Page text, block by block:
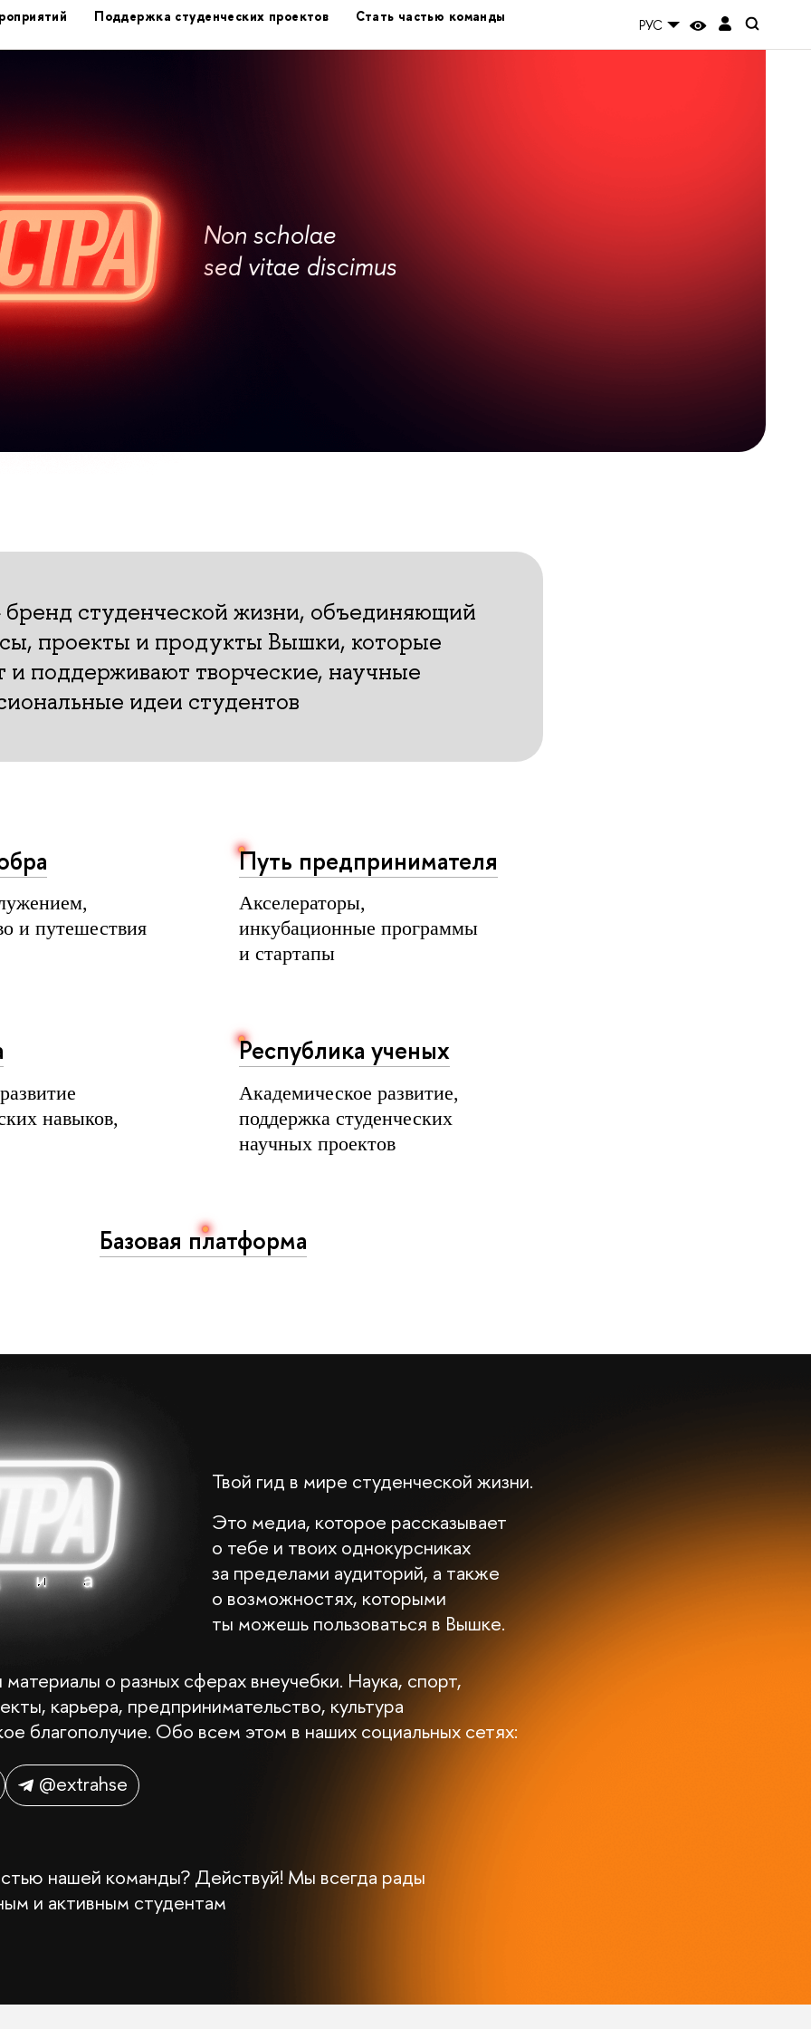
Поддержка студенческих проектов Стать частью команды РУС
Non scholae
sed vitae discimus
студенческой жизни, объединяющий
проекты и продукты Вышки, которые
и поддерживают творческие, научные
идеи студентов
и путешествия
Путь предпринимателя
Акселераторы,
инкубационные программы
и стартапы
навыков,
Республика ученых
Академическое развитие,
поддержка студенческих
научных проектов
Базовая платформа
Твой гид в мире студенческой жизни.
Это медиа, которое рассказывает
о тебе и твоих однокурсниках
за пределами аудиторий, а также
о возможностях, которыми
ты можешь пользоваться в Вышке.
о разных сферах внеучебки. Наука, спорт,
карьера, предпринимательство, культура
благополучие. Обо всем этом в наших социальных сетях:
@extrahse
нашей команды? Действуй! Мы всегда рады
и активным студентам